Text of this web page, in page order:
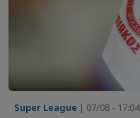
Super League | 07/08 - 17:04